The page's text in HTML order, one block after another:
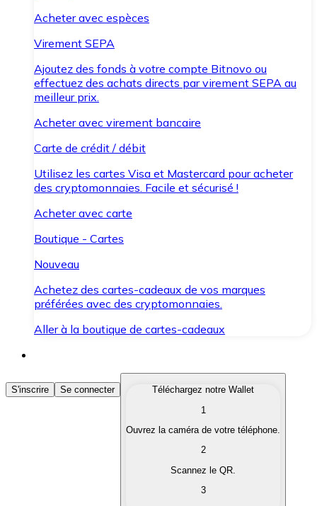
Acheter avec espèces
Virement SEPA
Ajoutez des fonds à votre compte Bitnovo ou
effectuez des achats directs par virement SEPA au
meilleur prix.
Acheter avec virement bancaire
Carte de crédit / débit
Utilisez les cartes Visa et Mastercard pour acheter
des cryptomonnaies. Facile et sécurisé !
Acheter avec carte
Boutique - Cartes
Nouveau
Achetez des cartes-cadeaux de vos marques
préférées avec des cryptomonnaies.
Aller à la boutique de cartes-cadeaux
Acheter des Cryptomonnaies
Achetez les cryptomonnaies qui vous intéressent
Convertissez vos cryptomonnaies en monnaie
S'inscrire Se connecter
Téléchargez notre Wallet
1
Ouvrez la caméra de votre téléphone.
2
Scannez le QR.
3